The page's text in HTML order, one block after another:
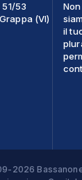
53
(VI)
il
2026